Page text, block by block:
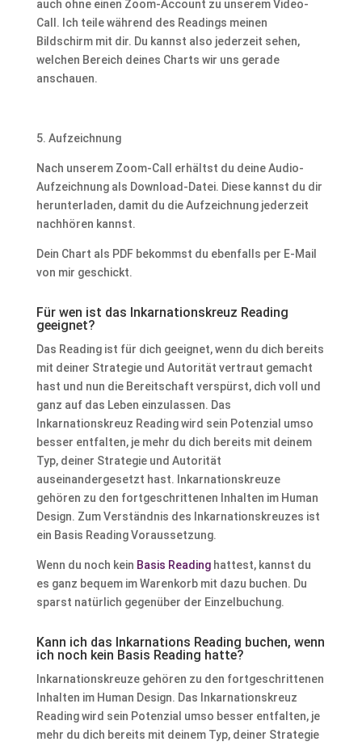
auch ohne einen Zoom-Account zu unserem Video-
Call. Ich teile während des Readings meinen
Bildschirm mit dir. Du kannst also jederzeit sehen,
welchen Bereich deines Charts wir uns gerade
anschauen.
5. Aufzeichnung
Nach unserem Zoom-Call erhältst du deine Audio-
Aufzeichnung als Download-Datei. Diese kannst du dir
herunterladen, damit du die Aufzeichnung jederzeit
nachhören kannst.
Dein Chart als PDF bekommst du ebenfalls per E-Mail
von mir geschickt.
Für wen ist das Inkarnationskreuz Reading
geeignet?
Das Reading ist für dich geeignet, wenn du dich bereits
mit deiner Strategie und Autorität vertraut gemacht
hast und nun die Bereitschaft verspürst, dich voll und
ganz auf das Leben einzulassen. Das
Inkarnationskreuz Reading wird sein Potenzial umso
besser entfalten, je mehr du dich bereits mit deinem
Typ, deiner Strategie und Autorität
auseinandergesetzt hast. Inkarnationskreuze
gehören zu den fortgeschrittenen Inhalten im Human
Design. Zum Verständnis des Inkarnationskreuzes ist
ein Basis Reading Voraussetzung.
Wenn du noch kein Basis Readinghattest, kannst du
es ganz bequem im Warenkorb mit dazu buchen. Du
sparst natürlich gegenüber der Einzelbuchung.
Kann ich das Inkarnations Reading buchen, wenn
ich noch kein Basis Reading hatte?
Inkarnationskreuze gehören zu den fortgeschrittenen
Inhalten im Human Design. Das Inkarnationskreuz
Reading wird sein Potenzial umso besser entfalten, je
mehr du dich bereits mit deinem Typ, deiner Strategie